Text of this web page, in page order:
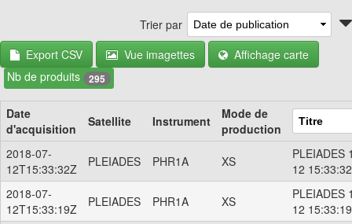
Trier par
Export CSV
Vue imagettes
Affichage carte
Nb de produits 295
Date
d'acquisition
Satellite Instrument
Mode de
production
2018-07-
12T15:33:32Z
PLEIADES PHR1A XS
PLEIADES
12
2018-07-
12T15:33:19Z
PLEIADES PHR1A XS
PLEIADES
12